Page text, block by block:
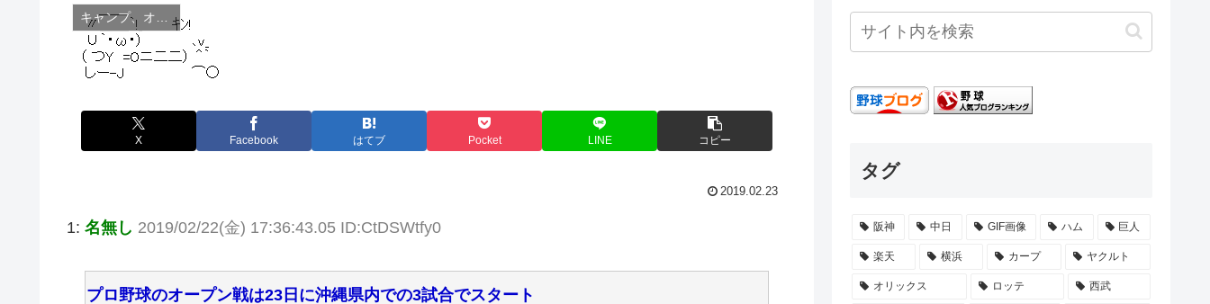
キャンプ、オープン戦関連
X Facebook はてブ Pocket LINE コピー
2019.02.23
1: 名無し 2019/02/22(金) 17:36:43.05 ID:CtDSWtfy0
プロ野球のオープン戦は23日に沖縄県内での3試合でスタート
タグ
阪神 中日 GIF画像 ハム 巨人
楽天 横浜 カープ ヤクルト
オリックス ロッテ 西武